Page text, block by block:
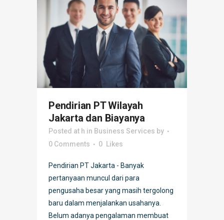
Pendirian PT Wilayah
Jakarta dan Biayanya
Posted at h in Business Services by
0 Comments
0 Likes
Pendirian PT Jakarta - Banyak
pertanyaan muncul dari para
pengusaha besar yang masih tergolong
baru dalam menjalankan usahanya.
Belum adanya pengalaman membuat